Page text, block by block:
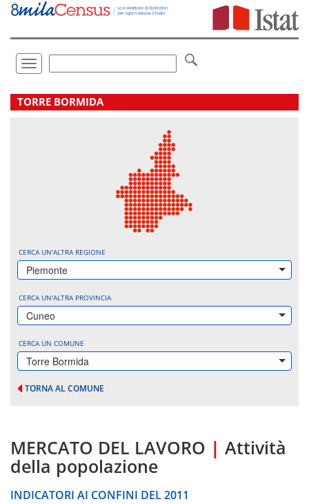
Vai
direttamente
Toggle
navigation
.
TORRE BORMIDA
CERCA UN'ALTRA REGIONE
Piemonte
CERCA UN'ALTRA PROVINCIA
Cuneo
CERCA UN COMUNE
Torre Bormida
TORNA AL COMUNE
MERCATO DEL LAVORO | Attività
della popolazione
INDICATORI AI CONFINI DEL 2011